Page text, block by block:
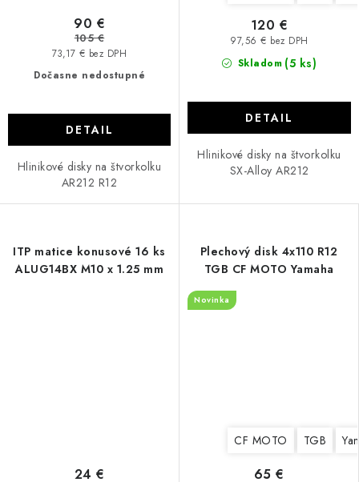
Dočasne nedostupné
73,17 € bez DPH
90 €
105 €
DETAIL
Hlinikové disky na štvorkolku
AR212 R12
Skladom (5 ks)
97,56 € bez DPH
120 €
DETAIL
Hlinikové disky na štvorkolku
SX-Alloy AR212
ITP matice konusové 16 ks
ALUG14BX M10 x 1.25 mm
24 €
Plechový disk 4x110 R12
TGB CF MOTO Yamaha
Novinka
CF MOTO TGB
65 €